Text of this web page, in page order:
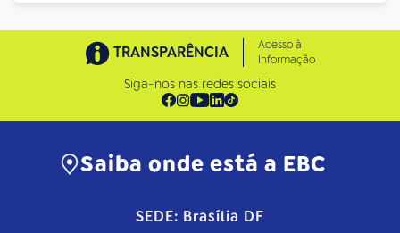
TRANSPARÊNCIA
Acesso à
Informação
Siga-nos nas redes sociais
Saiba onde está a EBC
SEDE: Brasília DF